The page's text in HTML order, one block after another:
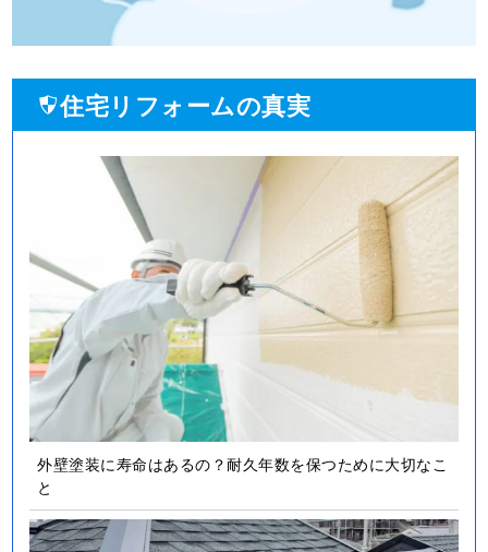
住宅リフォームの真実
外壁塗装に寿命はあるの？耐久年数を保つために大切なこ
と